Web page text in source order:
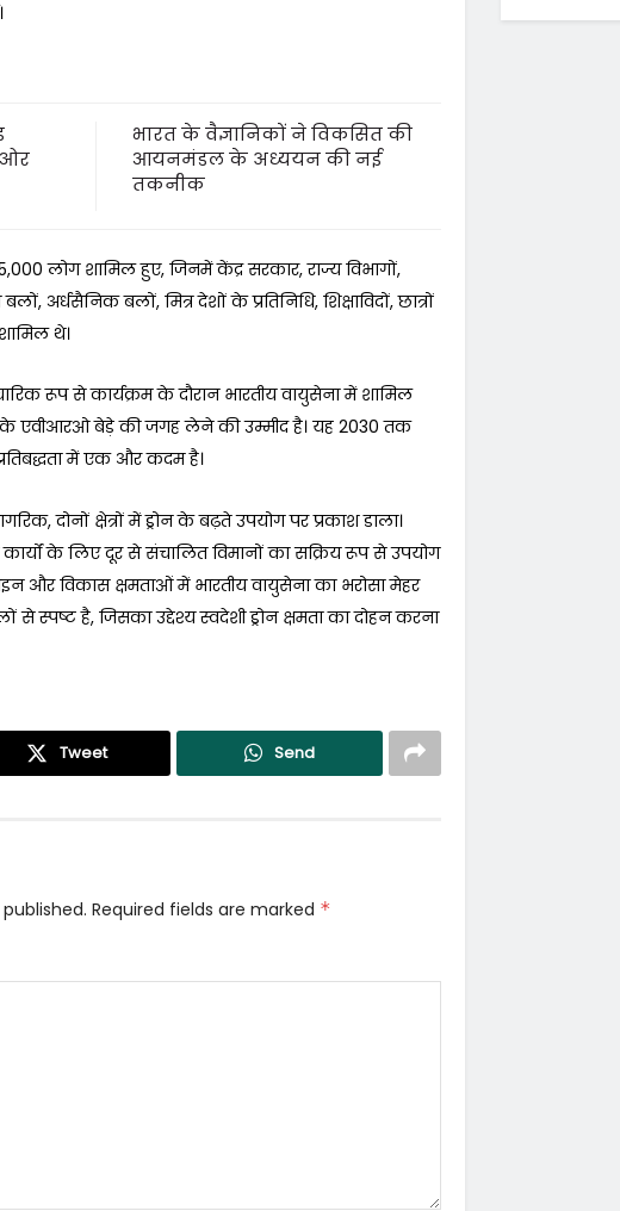
भारत के वैज्ञानिकों ने विकसित की
आयनमंडल के अध्ययन की नई
तकनीक
लोग शामिल हुए, जिनमें केंद्र सरकार, राज्य विभागों,
अर्धसैनिक बलों, मित्र देशों के प्रतिनिधि, शिक्षाविदों, छात्रों
थे।
रूप से कार्यक्रम के दौरान भारतीय वायुसेना में शामिल
के एवीआरओ बेड़े की जगह लेने की उम्मीद है। यह 2030 तक
में एक और कदम है।
दोनों क्षेत्रों में ड्रोन के बढ़ते उपयोग पर प्रकाश डाला।
कार्यों के लिए दूर से संचालित विमानों का सक्रिय रूप से उपयोग
और विकास क्षमताओं में भारतीय वायुसेना का भरोसा मेहर
से स्पष्ट है, जिसका उद्देश्य स्वदेशी ड्रोन क्षमता का दोहन करना
Tweet Send
Required fields are marked *